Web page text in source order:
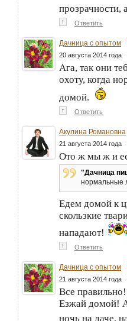
прозрачности,
↑ Ответить
Дачница с опытом
20 августа 2014 года
Ага, так они
охоту, когда
домой.
↑ Ответить
Акулина Романовна
21 августа 2014 года
Ото ж мы ж и
"Дачница
нормальные
Едем домой к
скользкие
нападают!
↑ Ответить
Дачница с опытом
21 августа 2014 года
Все
Езжай домой! А
ночь на даче,